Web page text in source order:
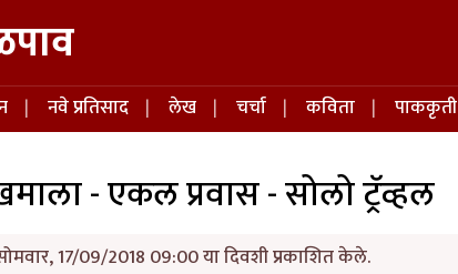
नवे प्रतिसाद लेख चर्चा कविता पाककृती
- एकल प्रवास - सोलो ट्रॅव्हल
17/09/2018 09:00 या दिवशी प्रकाशित केले.